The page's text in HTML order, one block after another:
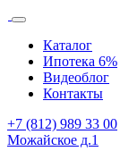
Каталог
Ипотека 6%
Видеоблог
Контакты
+7 (812) 989 33 00
Можайское д.1